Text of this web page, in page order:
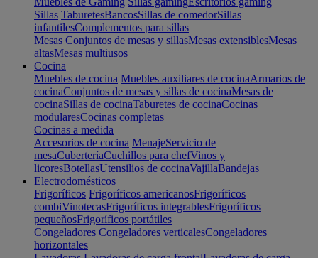
Sillas TaburetesBancosSillas de comedorSillas
infantilesComplementos para sillas
Mesas Conjuntos de mesas y sillasMesas extensiblesMesas
altasMesas multiusos
Cocina
Muebles de cocina Muebles auxiliares de cocinaArmarios de
cocinaConjuntos de mesas y sillas de cocinaMesas de
cocinaSillas de cocinaTaburetes de cocinaCocinas
modularesCocinas completas
Cocinas a medida
Accesorios de cocina MenajeServicio de
mesaCuberteríaCuchillos para chefVinos y
licoresBotellasUtensilios de cocinaVajillaBandejas
Electrodomésticos
Frigoríficos Frigoríficos americanosFrigoríficos
combiVinotecasFrigoríficos integrablesFrigoríficos
pequeñosFrigoríficos portátiles
Congeladores Congeladores verticalesCongeladores
horizontales